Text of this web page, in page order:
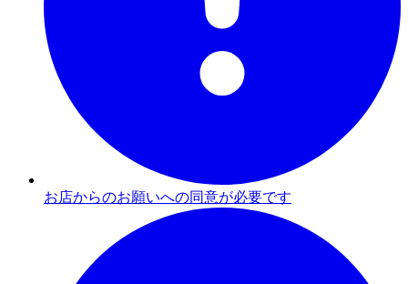
お店からのお願いへの同意が必要です